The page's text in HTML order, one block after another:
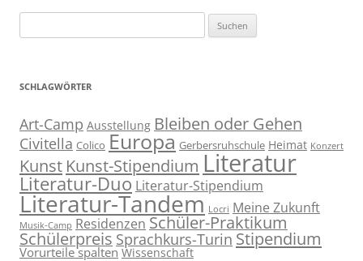
nach:
SCHLAGWÖRTER
Art-Camp Ausstellung Bleiben oder Gehen
Civitella Colico Europa Gerbersruhschule Heimat Konzert
Kunst Kunst-Stipendium Literatur
Literatur-Duo Literatur-Stipendium
Literatur-Tandem Locri Meine Zukunft
Musik-Camp Residenzen Schüler-Praktikum
Schülerpreis Sprachkurs-Turin Stipendium
Vorurteile spalten Wissenschaft